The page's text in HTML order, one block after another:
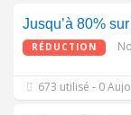
Jusqu’à 80%
RÉDUCTION
673 utilisé - 0